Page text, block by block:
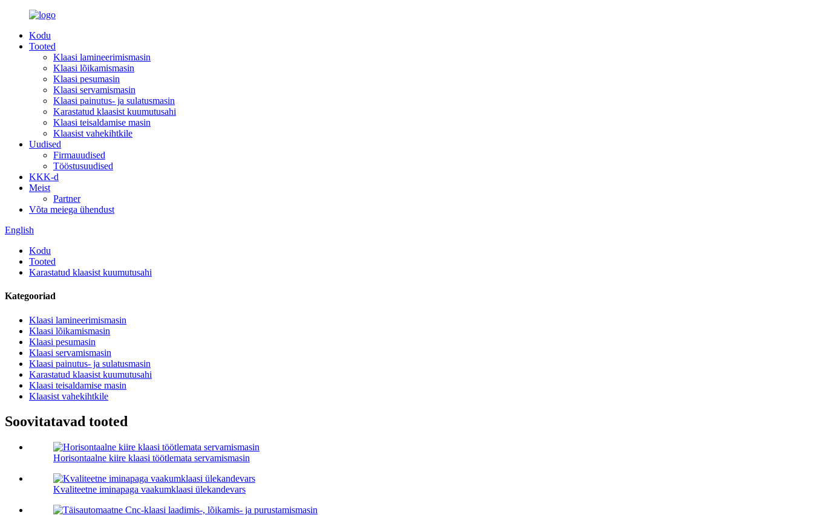
Kodu
Tooted
Klaasi lamineerimismasin
Klaasi lõikamismasin
Klaasi pesumasin
Klaasi servamismasin
Klaasi painutus- ja sulatusmasin
Karastatud klaasist kuumutusahi
Klaasi teisaldamise masin
Klaasist vahekihtkile
Uudised
Firmauudised
Tööstusuudised
KKK-d
Meist
Partner
Võta meiega ühendust
English
Kodu
Tooted
Karastatud klaasist kuumutusahi
Kategooriad
Klaasi lamineerimismasin
Klaasi lõikamismasin
Klaasi pesumasin
Klaasi servamismasin
Klaasi painutus- ja sulatusmasin
Karastatud klaasist kuumutusahi
Klaasi teisaldamise masin
Klaasist vahekihtkile
Soovitatavad tooted
Horisontaalne kiire klaasi töötlemata servamismasin
Kvaliteetne iminapaga vaakumklaasi ülekandevars